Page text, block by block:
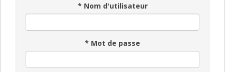
* Nom d'utilisateur
* Mot de passe